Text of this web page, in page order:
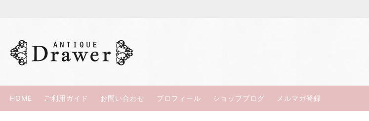
カップ＆ソーサー 西洋骨董18世紀～19世紀中期
スポード/コープランド リモージュ・セーブル
HOME ご利用ガイド お問い合わせ プロフィール ショップブログ メルマガ登録